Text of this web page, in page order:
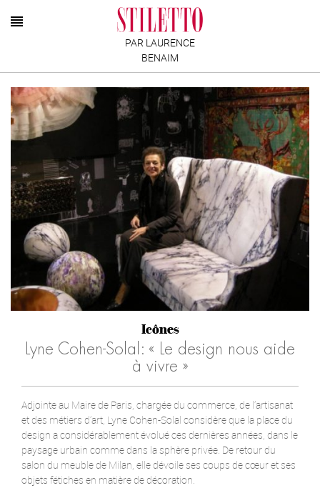
PAR LAURENCE
BENAIM
Icônes
Lyne Cohen-Solal: « Le design nous aide
à vivre »
Adjointe au Maire de Paris, chargée du commerce, de l’artisanat
et des métiers d’art, Lyne Cohen-Solal considère que la place du
design a considérablement évolué ces dernières années, dans le
paysage urbain comme dans la sphère privée. De retour du
salon du meuble de Milan, elle dévoile ses coups de cœur et ses
objets fétiches en matière de décoration.